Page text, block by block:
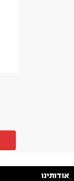
אודותינו